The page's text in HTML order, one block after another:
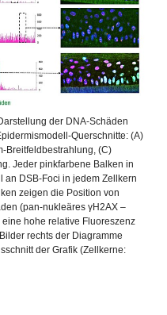
der DNA-Schäden
Querschnitte: (A)
Breitfeldbestrahlung, (C)
Jeder pinkfarbene Balken in
an DSB-Foci in jedem Zellkern
zeigen die Position von
(pan-nukleäres γH2AX –
hohe relative Fluoreszenz
rechts der Diagramme
der Grafik (Zellkerne: